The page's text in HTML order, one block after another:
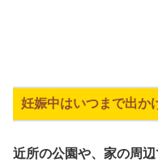
妊娠中はいつまで出か
近所の公園や、家の周